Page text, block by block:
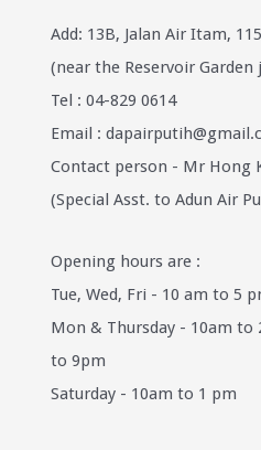
Add: 13B, Jalan Air Itam,
(near the Reservoir Garden
Tel : 04-829 0614
Email :
Contact person - Mr Hong
(Special Asst. to Adun Air
Opening hours are :
Tue, Wed, Fri - 10 am to 5
Mon & Thursday - 10am to
to 9pm
Saturday - 10am to 1 pm